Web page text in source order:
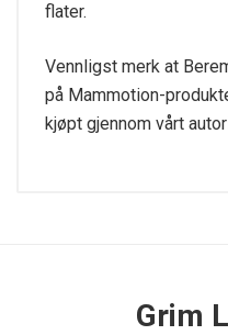
flater.
Vennligst merk at
på Mammotion-
kjøpt gjennom vårt
Grim